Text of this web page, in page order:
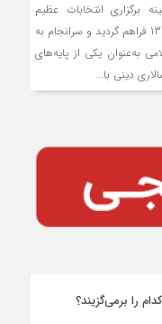
برگزاری انتخابات عظیم
شوراهای‌اسلامی در سراسر کشور در اسفندماه 1377 فراهم گردید و سرانجام به
به‌عنوان یکی از پایه‌های
دینی با...
را برمی‌گزیند؟